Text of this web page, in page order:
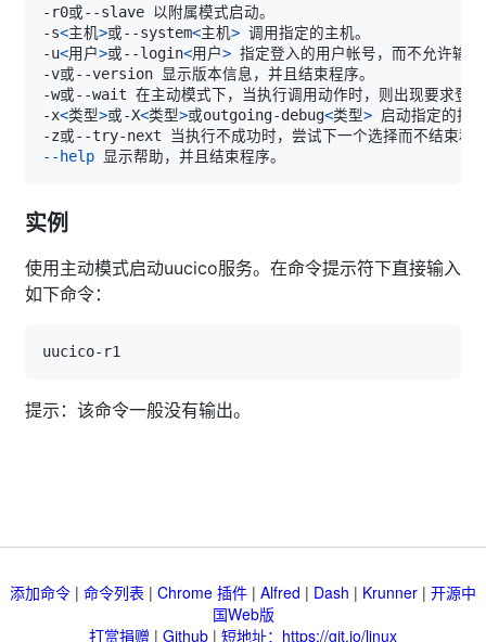
-s<主机>或--system<主机>
-u<用户>或--login<用户>
-x<类型>或-X<类型>或outgoing-debug<类型>
--help
实例
使用主动模式启动uucico服务。在命令提示符下直接输入
如下命令：
提示：该命令一般没有输出。
添加命令 | 命令列表 | Chrome 插件 | Alfred | Dash | Krunner | 开源中
国Web版
打赏捐赠 | Github | 短地址：https://git.io/linux